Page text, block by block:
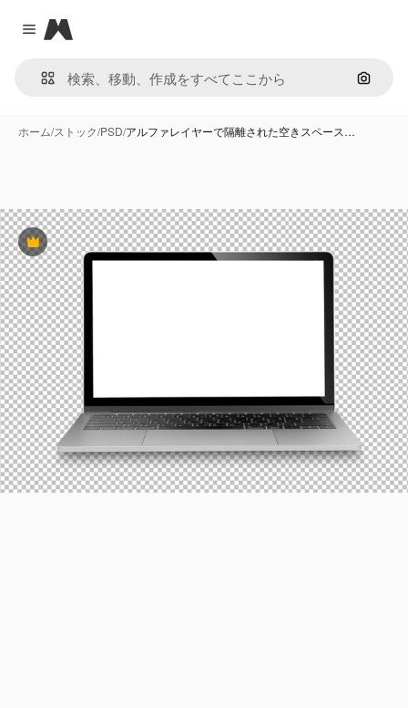
Close menu
Magnific
画像で
ホーム/ストック/PSD/アルファレイヤーで隔離された空きスペース…
Premium